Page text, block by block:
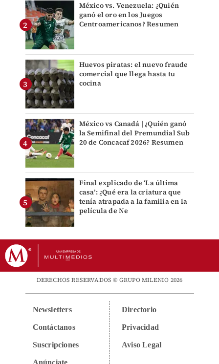
México vs. Venezuela: ¿Quién
ganó el oro en los Juegos
Centroamericanos? Resumen
Huevos piratas: el nuevo fraude
comercial que llega hasta tu
cocina
México vs Canadá | ¿Quién ganó
la Semifinal del Premundial Sub
20 de Concacaf 2026? Resumen
Final explicado de ‘La última
casa’: ¿Qué era la criatura que
tenía atrapada a la familia en la
película de Ne
DERECHOS RESERVADOS © GRUPO MILENIO 2026
Newsletters
Contáctanos
Suscripciones
Directorio
Privacidad
Aviso Legal